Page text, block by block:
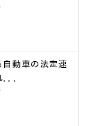
動車の法定速
...